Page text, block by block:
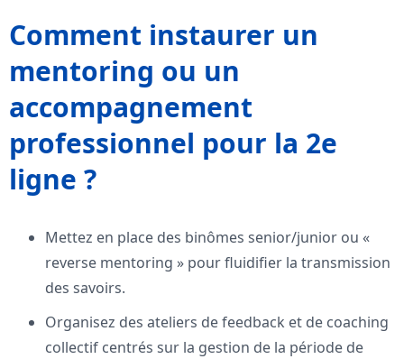
Comment instaurer un
mentoring ou un
accompagnement
professionnel pour la 2e
ligne ?
Mettez en place des binômes senior/junior ou «
reverse mentoring » pour fluidifier la transmission
des savoirs.
Organisez des ateliers de feedback et de coaching
collectif centrés sur la gestion de la période de